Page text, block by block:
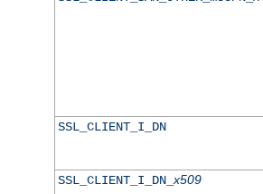
SSL_CLIENT_I_DN
SSL_CLIENT_I_DN_x509